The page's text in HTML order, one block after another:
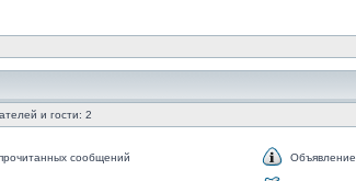
и гости: 2
сообщений Объявление